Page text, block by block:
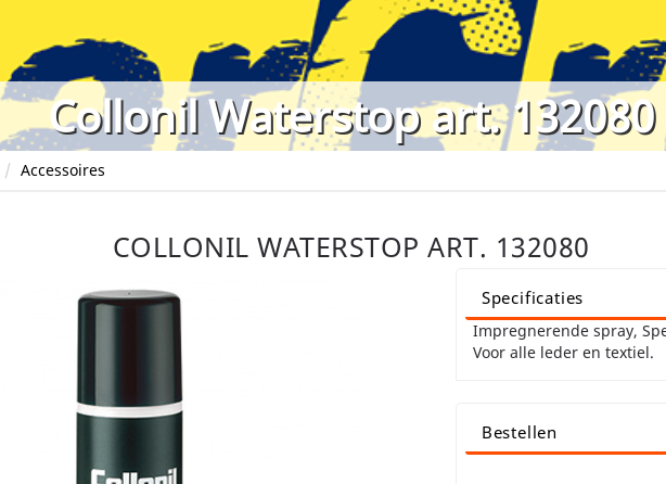
Collonil Waterstop art. 132080
Accessoires
COLLONIL WATERSTOP ART. 132080
Specificaties
Impregnerende spray,
Voor alle leder en textiel.
Bestellen